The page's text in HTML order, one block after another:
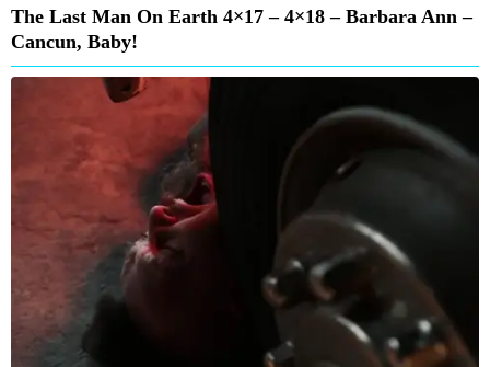
The Last Man On Earth 4×17 – 4×18 – Barbara Ann –
Cancun, Baby!